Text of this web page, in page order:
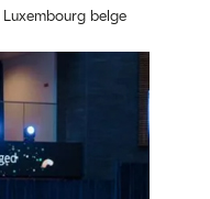
Luxembourg belge